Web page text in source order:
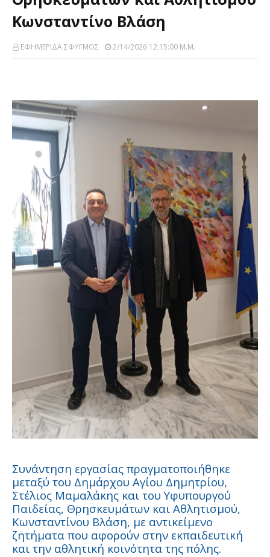
Κωνσταντίνο Βλάση
ΕΦΗΜΕΡΙΔΑ ΣΦΥΓΜΟΣ 2/14/2026 12:15:00 Μ.μ.
Συνάντηση εργασίας πραγματοποιήθηκε
μεταξύ του Δημάρχου Αγίου Δημητρίου,
Στέλιος Μαμαλάκης και του Υφυπουργού
Παιδείας, Θρησκευμάτων και Αθλητισμού,
Κωνσταντίνου Βλάση, με αντικείμενο
ζητήματα που αφορούν στην εκπαιδευτική
και την αθλητική κοινότητα της πόλης.